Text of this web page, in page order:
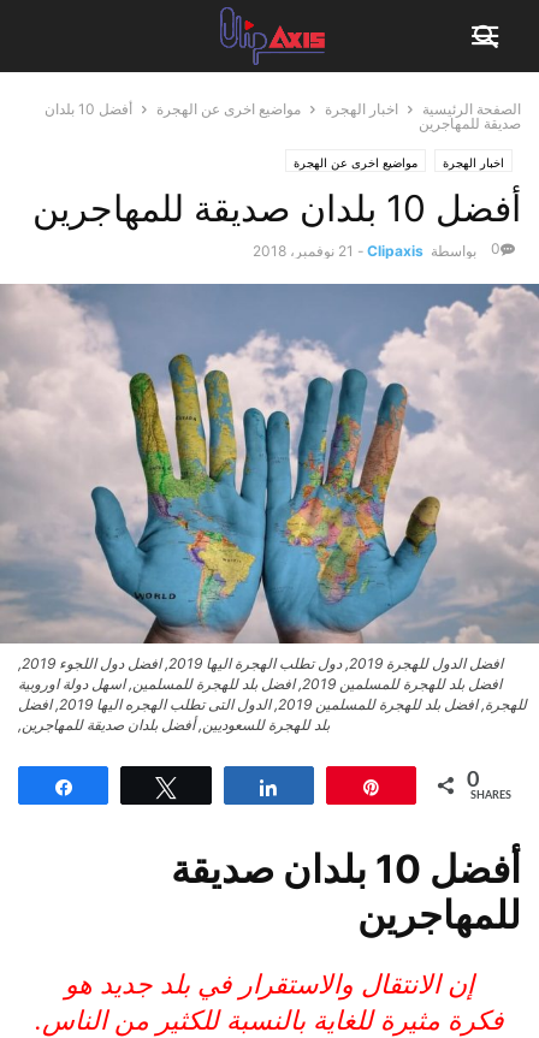
الصفحة الرئيسية اخبار الهجرة مواضيع اخرى عن الهجرة
أفضل 10 بلدان
صديقة للمهاجرين
اخبار الهجرة مواضيع اخرى عن الهجرة
أفضل 10 بلدان صديقة للمهاجرين
بواسطة Clipaxis
- 21 نوفمبر، 2018 0
افضل الدول للهجرة 2019, دول تطلب الهجرة اليها 2019, افضل دول اللجوء 2019,
افضل بلد للهجرة للمسلمين 2019, افضل بلد للهجرة للمسلمين, اسهل دولة اوروبية
للهجرة, افضل بلد للهجرة للمسلمين 2019, الدول التى تطلب الهجره اليها 2019, افضل
بلد للهجرة للسعوديين, أفضل بلدان صديقة للمهاجرين,
0
SHARES
أفضل 10 بلدان صديقة
للمهاجرين
إن الانتقال والاستقرار في بلد جديد هو
فكرة مثيرة للغاية بالنسبة للكثير من الناس.